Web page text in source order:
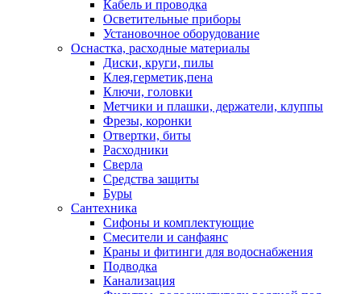
Кабель и проводка
Осветительные приборы
Установочное оборудование
Оснастка, расходные материалы
Диски, круги, пилы
Клея,герметик,пена
Ключи, головки
Метчики и плашки, держатели, клуппы
Фрезы, коронки
Отвертки, биты
Расходники
Сверла
Средства защиты
Буры
Сантехника
Сифоны и комплектующие
Смесители и санфаянс
Краны и фитинги для водоснабжения
Подводка
Канализация